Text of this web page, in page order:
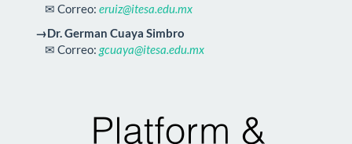
✉ Correo: eruiz@itesa.edu.mx
→Dr. German Cuaya Simbro
✉ Correo: gcuaya@itesa.edu.mx